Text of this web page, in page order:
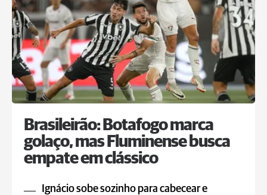
Brasileirão: Botafogo marca
golaço, mas Fluminense busca
empate em clássico
Ignácio sobe sozinho para cabecear e